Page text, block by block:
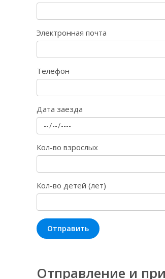
Электронная почта
Телефон
Дата заезда
Кол-во взрослых
Кол-во детей (лет)
Отправить
Отправление и